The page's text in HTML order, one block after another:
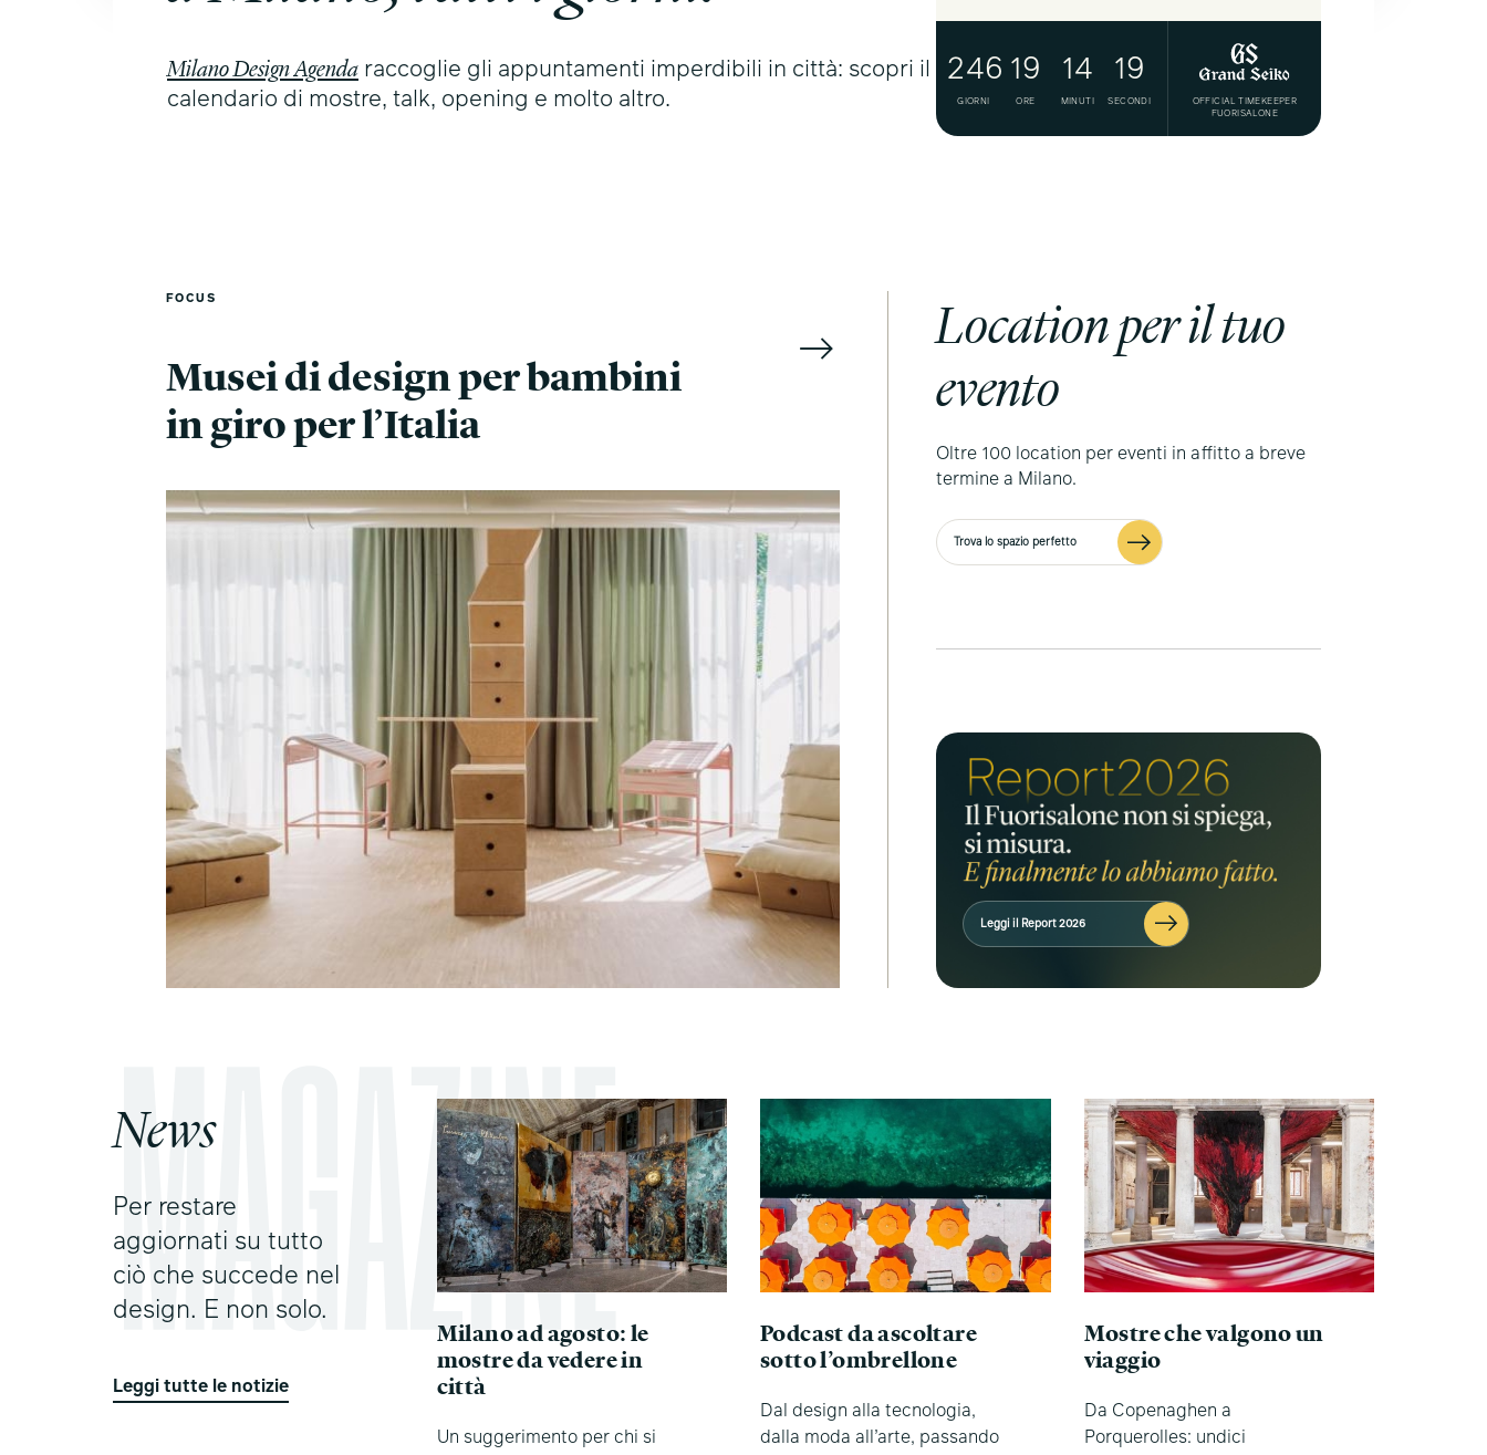
Milano Design Agenda raccoglie gli appuntamenti imperdibili in città: scopri il
calendario di mostre, talk, opening e molto altro.
246 19 14 16
GIORNI ORE MINUTI SECONDI
OFFICIAL TIMEKEEPER
FUORISALONE
Location per il tuo
evento
Oltre 100 location per eventi in affitto a breve
termine a Milano.
Trova lo spazio perfetto
Leggi il Report 2026
FOCUS
Musei di design per bambini
in giro per l’Italia
News
Per restare
aggiornati su tutto
ciò che succede nel
design. E non solo.
Leggi tutte le notizie
Milano ad agosto: le
mostre da vedere in
città
Un suggerimento per chi si
Podcast da ascoltare
sotto l’ombrellone
Dal design alla tecnologia,
dalla moda all’arte, passando
Mostre che valgono un
viaggio
Da Copenaghen a
Porquerolles: undici